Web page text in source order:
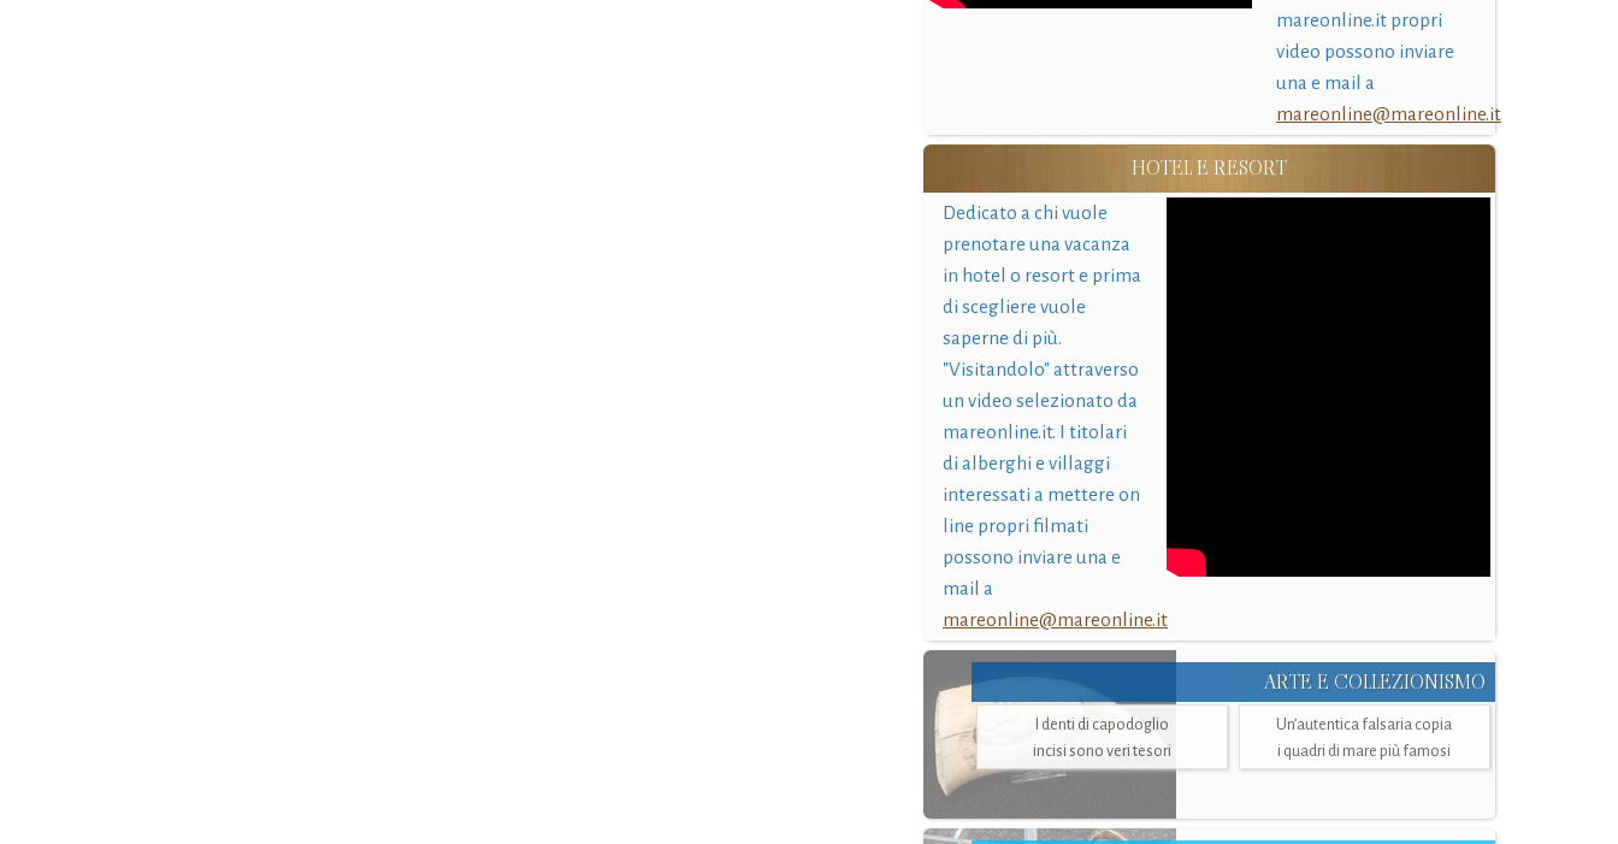
mareonline.it propri
video possono inviare
una e mail a
mareonline@mareonline.it
HOTEL E RESORT
Dedicato a chi vuole
prenotare una vacanza
in hotel o resort e prima
di scegliere vuole
saperne di più.
"Visitandolo" attraverso
un video selezionato da
mareonline.it. I titolari
di alberghi e villaggi
interessati a mettere on
line propri filmati
possono inviare una e
mail a
mareonline@mareonline.it
ARTE E COLLEZIONISMO
I denti di capodoglio
incisi sono veri tesori
Un’autentica falsaria copia
i quadri di mare più famosi